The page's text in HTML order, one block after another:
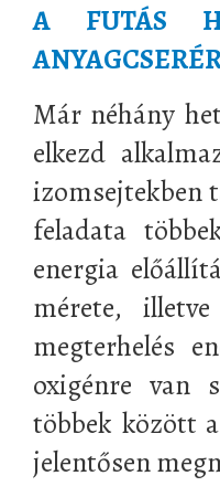
A FUTÁS
Már néhány
elkezd
izomsejtekben
feladata
energia
mérete,
megterhelés
oxigénre van
többek között
jelentősen